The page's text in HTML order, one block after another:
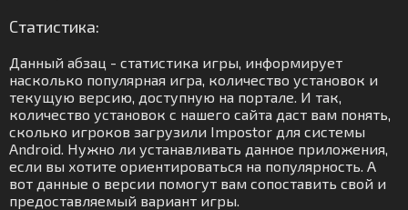
Статистика:
Данный абзац - статистика игры, информирует
насколько популярная игра, количество установок и
текущую версию, доступную на портале. И так,
количество установок с нашего сайта даст вам понять,
сколько игроков загрузили Impostor для системы
Android. Нужно ли устанавливать данное приложения,
если вы хотите ориентироваться на популярность. А
вот данные о версии помогут вам сопоставить свой и
предоставляемый вариант игры.